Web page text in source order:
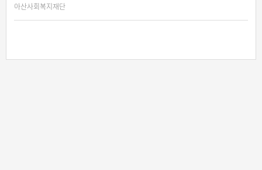
아산사회복지재단